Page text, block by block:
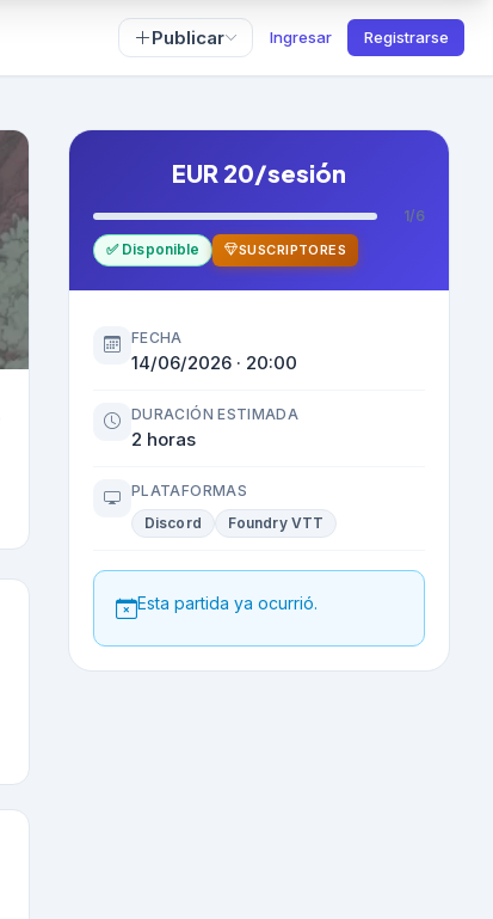
Publicar Ingresar Registrarse
EUR 20/sesión
1/6
✅ Disponible
SUSCRIPTORES
FECHA
14/06/2026 · 20:00
DURACIÓN ESTIMADA
2 horas
PLATAFORMAS
Discord
Foundry VTT
Esta partida ya ocurrió.